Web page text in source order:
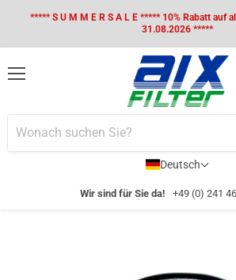
***** S U M M E R S A L E ***** 10% Rabatt auf
31.08.2026 *****
Deutsch
Wir sind für Sie da! +49 (0) 241